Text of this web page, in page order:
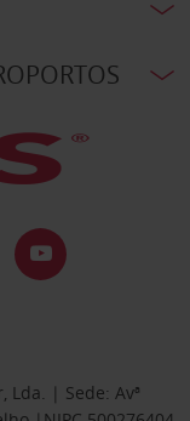
Lda. | Sede: Avª